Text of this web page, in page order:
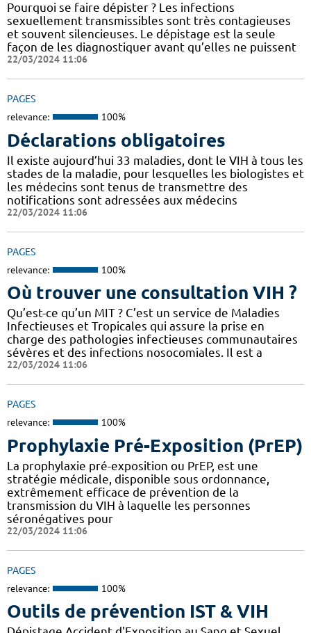
Pourquoi se faire dépister ? Les infections
sexuellement transmissibles sont très contagieuses
et souvent silencieuses. Le dépistage est la seule
façon de les diagnostiquer avant qu’elles ne puissent
22/03/2024 11:06
PAGES
relevance: 100%
Déclarations obligatoires
Il existe aujourd’hui 33 maladies, dont le VIH à tous les
stades de la maladie, pour lesquelles les biologistes et
les médecins sont tenus de transmettre des
notifications sont adressées aux médecins
22/03/2024 11:06
PAGES
relevance: 100%
Où trouver une consultation VIH ?
Qu’est-ce qu’un MIT ? C’est un service de Maladies
Infectieuses et Tropicales qui assure la prise en
charge des pathologies infectieuses communautaires
sévères et des infections nosocomiales. Il est a
22/03/2024 11:06
PAGES
relevance: 100%
Prophylaxie Pré-Exposition (PrEP)
La prophylaxie pré-exposition ou PrEP, est une
stratégie médicale, disponible sous ordonnance,
extrêmement efficace de prévention de la
transmission du VIH à laquelle les personnes
séronégatives pour
22/03/2024 11:06
PAGES
relevance: 100%
Outils de prévention IST & VIH